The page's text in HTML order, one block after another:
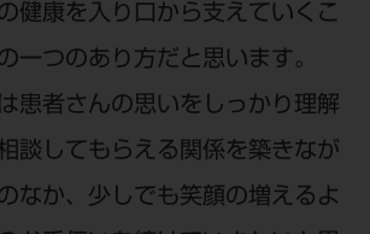
健康を入り口から支えていくこ
一つのあり方だと思います。
患者さんの思いをしっかり理解
談してもらえる関係を築きなが
なか、少しでも笑顔の増えるよ